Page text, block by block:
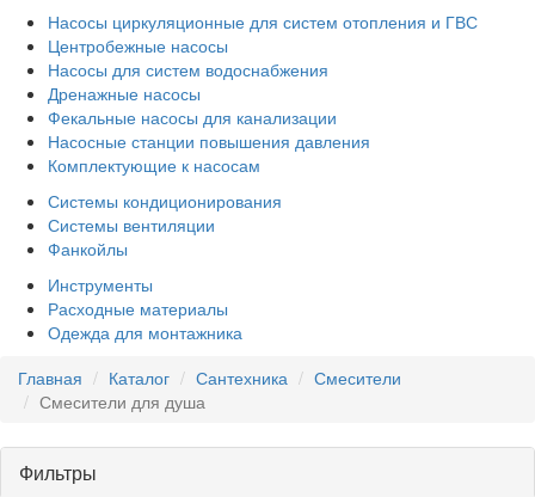
Насосы циркуляционные для систем отопления и ГВС
Центробежные насосы
Насосы для систем водоснабжения
Дренажные насосы
Фекальные насосы для канализации
Насосные станции повышения давления
Комплектующие к насосам
Системы кондиционирования
Системы вентиляции
Фанкойлы
Инструменты
Расходные материалы
Одежда для монтажника
Главная
Каталог Сантехника
Смесители
Смесители для душа
Фильтры